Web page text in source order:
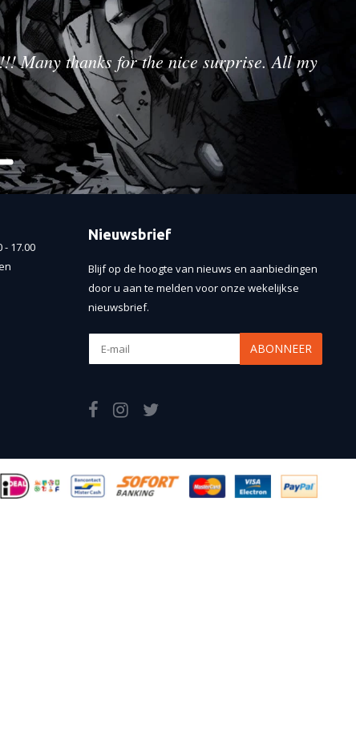
Many thanks for the nice surprise. All my
17.00
Nieuwsbrief
Blijf op de hoogte van nieuws en aanbiedingen
door u aan te melden voor onze wekelijkse
nieuwsbrief.
ABONNEER